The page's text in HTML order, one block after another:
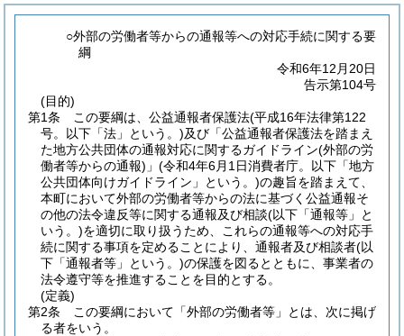
○外部の労働者等からの通報等への対応手続に関する要
綱
令和6年12月20日
告示第104号
(目的)
第1条
この要綱は、公益通報者保護法(平成16年法律第122
号。以下「法」という。)及び「公益通報者保護法を踏まえ
た地方公共団体の通報対応に関するガイドライン(外部の労
働者等からの通報) 」 (令和4年6月1日消費者庁。以下「地方
公共団体向けガイドライン」という。)の趣旨を踏まえて、
本町において外部の労働者等からの法に基づく公益通報そ
の他の法令違反等に関する通報及び相談(以下「通報等」と
いう。)を適切に取り扱うため、これらの通報等への対応手
続に関する事項を定めることにより、通報者及び相談者(以
下「通報者等」という。)の保護を図るとともに、事業者の
法令遵守等を推進することを目的とする。
(定義)
第2条
この要綱において「外部の労働者等」とは、次に掲げ
る者をいう。